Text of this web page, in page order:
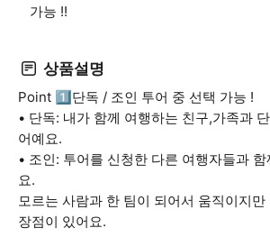
가능 !!
상품설명
Point 1️⃣단독 / 조인 투어 중 선택 가능 !
• 단독: 내가 함께 여행하는 친구,가족과
어예요.
• 조인: 투어를 신청한 다른 여행자들과
요.
모르는 사람과 한 팀이 되어서 움직이지
장점이 있어요.